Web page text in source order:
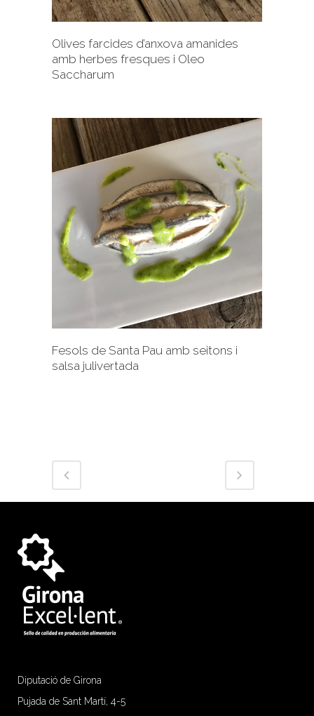
Olives farcides d’anxova amanides
amb herbes fresques i Oleo
Saccharum
+
Fesols de Santa Pau amb seitons i
salsa julivertada
Diputació de Girona
Pujada de Sant Martí, 4-5